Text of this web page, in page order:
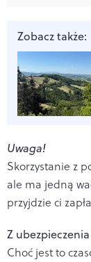
Zobacz także:
Uwaga!
Skorzystanie z
ale ma jedną
przyjdzie ci
Z
Choć jest to